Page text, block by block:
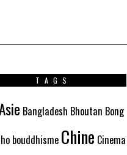
TAGS
Bangladesh Bhoutan Bong
bouddhisme Chine Cinema